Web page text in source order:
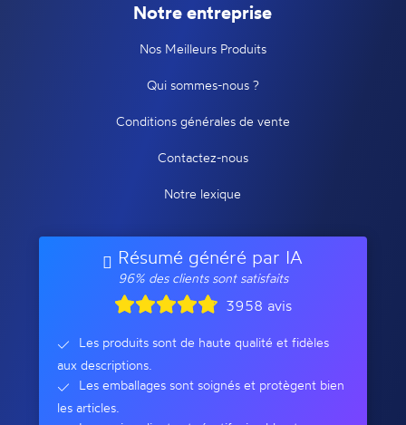
Notre entreprise
Nos Meilleurs Produits
Qui sommes-nous ?
Conditions générales de vente
Contactez-nous
Notre lexique
Résumé généré par IA
96% des clients sont satisfaits
3958 avis
Les produits sont de haute qualité et fidèles
aux descriptions.
Les emballages sont soignés et protègent bien
les articles.